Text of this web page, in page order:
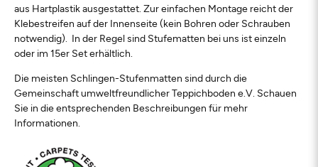
aus Hartplastik ausgestattet. Zur einfachen Montage reicht der
Klebestreifen auf der Innenseite (kein Bohren oder Schrauben
notwendig). In der Regel sind Stufematten bei uns ist einzeln
oder im 15er Set erhältlich.
Die meisten Schlingen-Stufenmatten sind durch die
Gemeinschaft umweltfreundlicher Teppichboden e.V. Schauen
Sie in die entsprechenden Beschreibungen für mehr
Informationen.